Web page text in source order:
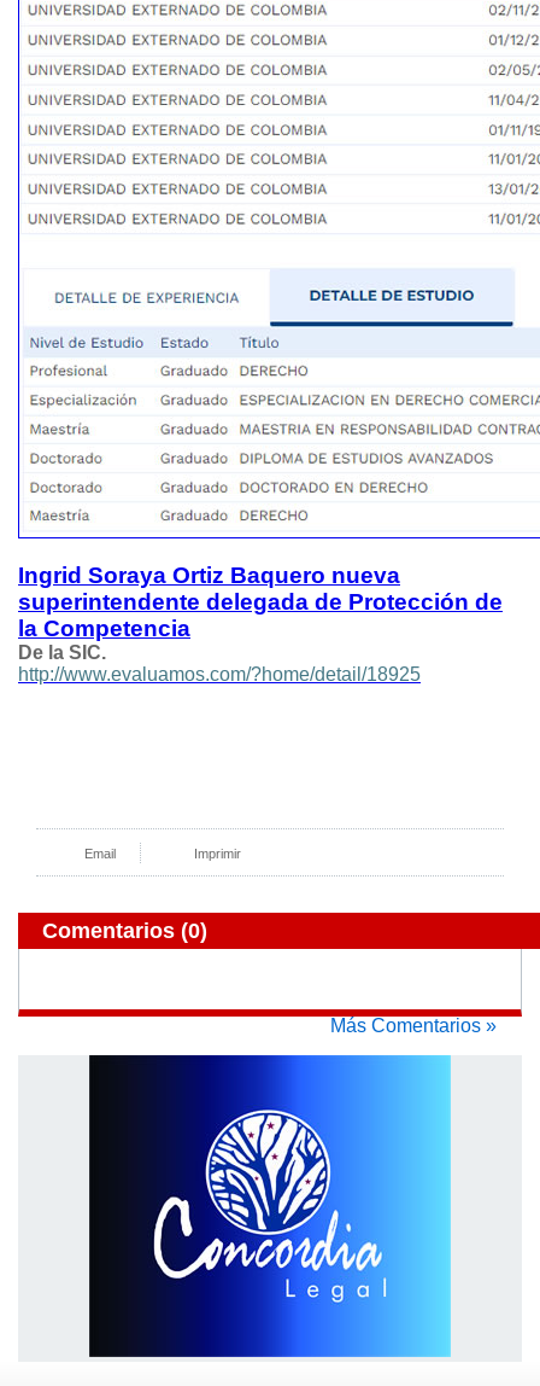
Ingrid Soraya Ortiz Baquero nueva
superintendente delegada de Protección de
la Competencia
De la SIC.
http://www.evaluamos.com/?home/detail/18925
Email Imprimir
Comentarios (0)
Más Comentarios »